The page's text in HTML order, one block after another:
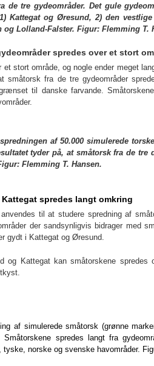
de tre gydeområder. Det gule
Kattegat og Øresund, 2) den
og Lolland-Falster. Figur: Flemming T.
spredes over et stort
et stort område, og nogle ender meget
småtorsk fra de tre gydeområder
til danske farvande.
af 50.000 simulerede
tyder på, at småtorsk fra de
Flemming T. Hansen.
spredes langt omkring
til at studere spredning af
der sandsynligvis bidrager med
gydt i Kattegat og Øresund.
og Kattegat kan småtorskene spredes
af simulerede småtorsk (grønne
spredes langt fra
norske og svenske havområder.